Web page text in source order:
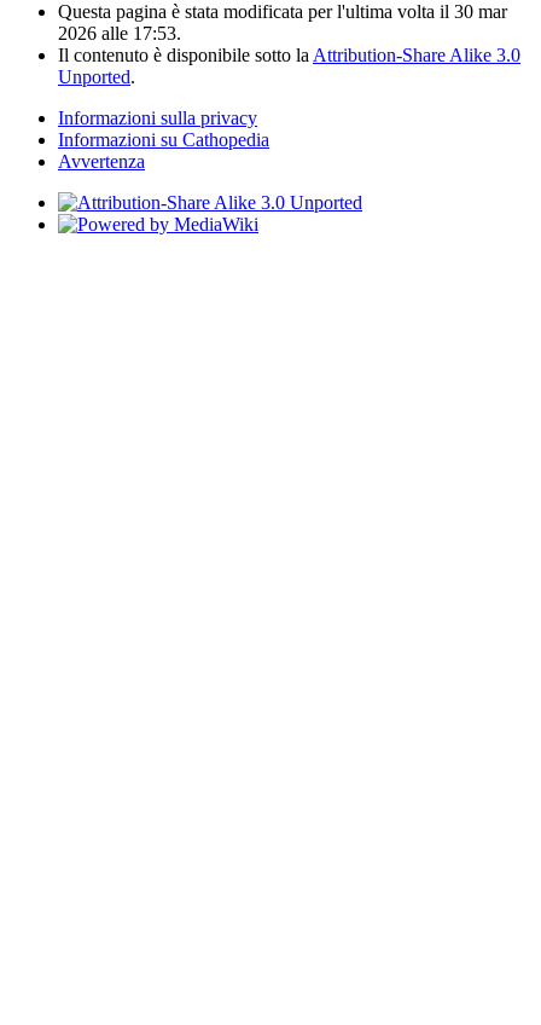
Questa pagina è stata modificata per l'ultima volta il 30 mar
2026 alle 17:53.
Il contenuto è disponibile sotto la Attribution-Share Alike 3.0
Unported.
Informazioni sulla privacy
Informazioni su Cathopedia
Avvertenza